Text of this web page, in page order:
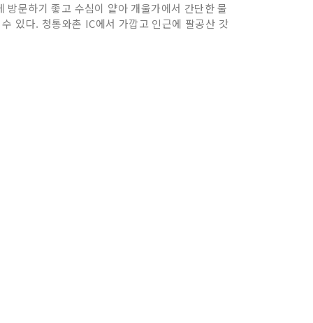
문하기 좋고 수심이 얕아 개울가에서 간단한 물
있다. 청통와촌 IC에서 가깝고 인근에 팔공산 갓